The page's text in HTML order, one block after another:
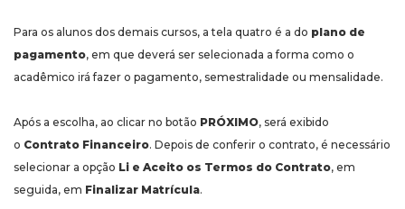
Para os alunos dos demais cursos, a tela quatro é a do plano de
pagamento, em que deverá ser selecionada a forma como o
acadêmico irá fazer o pagamento, semestralidade ou mensalidade.
Após a escolha, ao clicar no botão PRÓXIMO, será exibido
o Contrato Financeiro. Depois de conferir o contrato, é necessário
selecionar a opção Li e Aceito os Termos do Contrato, em
seguida, em Finalizar Matrícula.